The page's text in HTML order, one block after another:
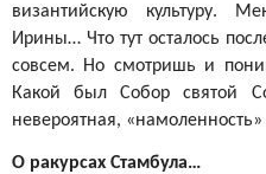
византийскую культуру.
Ирины… Что тут осталось
совсем. Но смотришь и
Какой был Собор святой
невероятная, «намоленность»
О ракурсах Стамбула…